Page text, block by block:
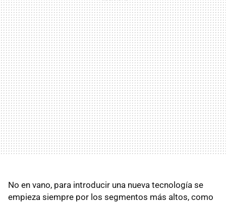
No en vano, para introducir una nueva tecnología se
empieza siempre por los segmentos más altos, como